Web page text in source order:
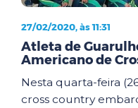
27/02/2020, às 11:31
Atleta de
Americano de
Nesta quarta-feira
cross country